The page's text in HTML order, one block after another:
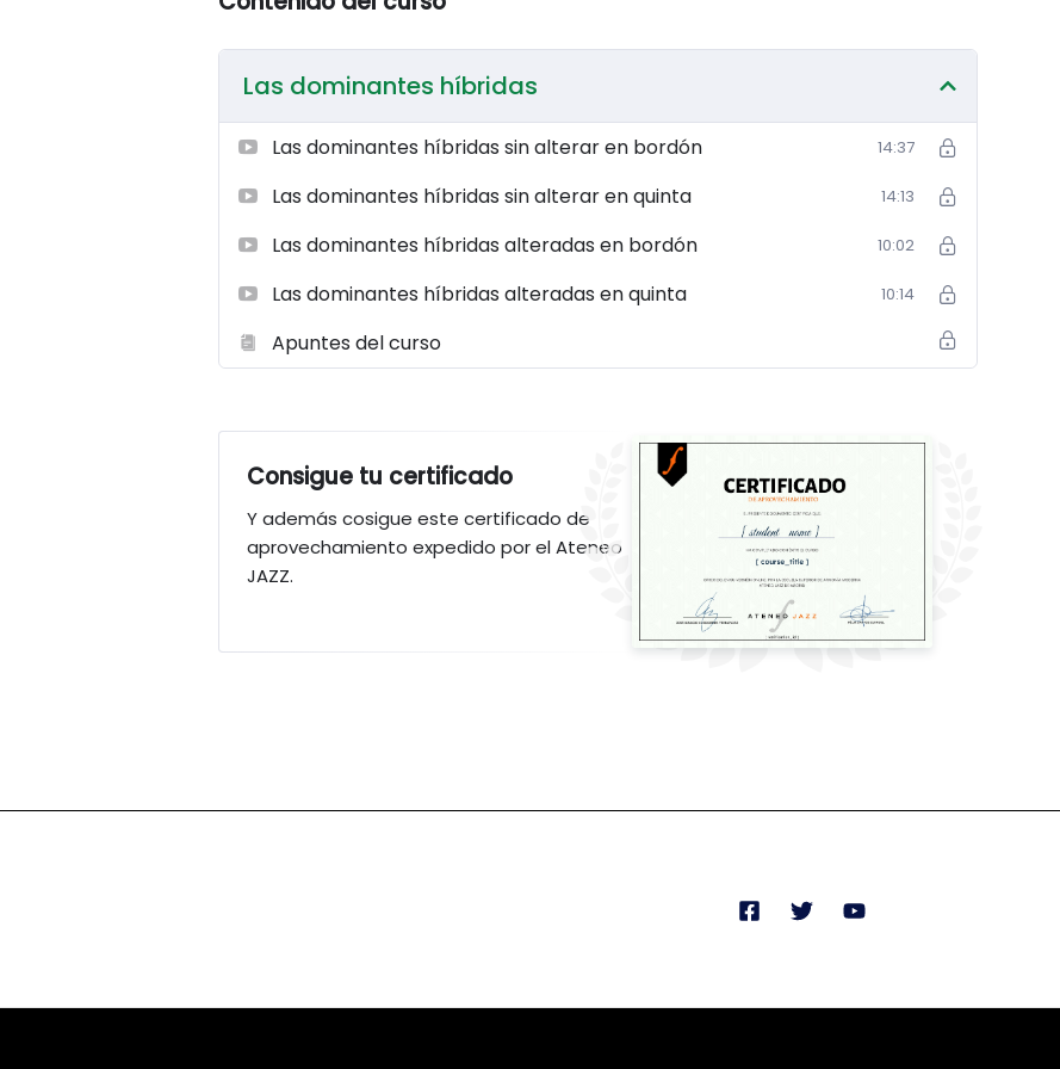
Las dominantes híbridas
Las dominantes híbridas sin alterar en bordón 14:37
Las dominantes híbridas sin alterar en quinta 14:13
Las dominantes híbridas alteradas en bordón 10:02
Las dominantes híbridas alteradas en quinta 10:14
Apuntes del curso
Consigue tu certificado
Y además cosigue este certificado de
aprovechamiento expedido por el Ateneo
JAZZ.